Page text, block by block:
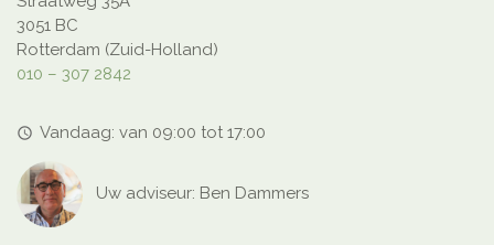
3051 BC
Rotterdam (Zuid-Holland)
010 – 307 2842
access_time Vandaag: van 09:00 tot 17:00
Uw adviseur: Ben Dammers